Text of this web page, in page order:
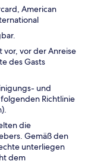
American
vor, vor der Anreise
des Gasts
und
Richtlinie
die
Gemäß den
unterliegen
dem